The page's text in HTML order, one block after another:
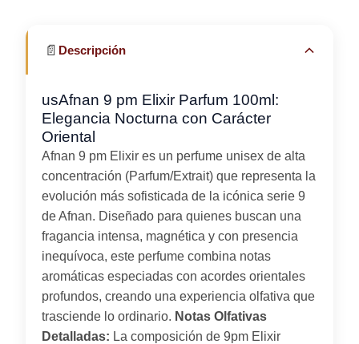
📄 Descripción
usAfnan 9 pm Elixir Parfum 100ml:
Elegancia Nocturna con Carácter
Oriental
Afnan 9 pm Elixir es un perfume unisex de alta
concentración (Parfum/Extrait) que representa la
evolución más sofisticada de la icónica serie 9
de Afnan. Diseñado para quienes buscan una
fragancia intensa, magnética y con presencia
inequívoca, este perfume combina notas
aromáticas especiadas con acordes orientales
profundos, creando una experiencia olfativa que
trasciende lo ordinario. Notas Olfativas
Detalladas: La composición de 9pm Elixir